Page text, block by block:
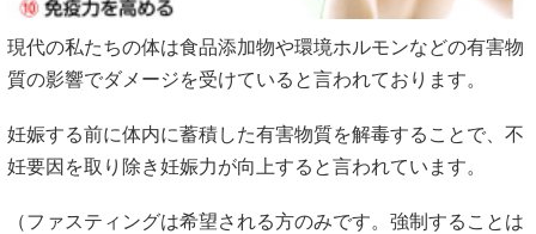
現代の私たちの体は食品添加物や環境ホルモンなどの有害物
質の影響でダメージを受けていると言われております。
妊娠する前に体内に蓄積した有害物質を解毒することで、不
妊要因を取り除き妊娠力が向上すると言われています。
（ファスティングは希望される方のみです。強制することは